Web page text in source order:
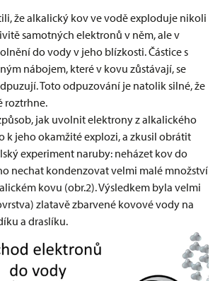
že alkalický kov ve vodě exploduje nikoli
samotných elektronů v něm, ale v
do vody v jeho blízkosti. Částice s
nábojem, které v kovu zůstávají, se
Toto odpuzování je natolik silné, že
roztrhne.
jak uvolnit elektrony z alkalického
k jeho okamžité explozi, a zkusil obrátit
experiment naruby: neházet kov do
nechat kondenzovat velmi malé množství
kovu (obr.2). Výsledkem byla velmi
zlatavě zbarvené kovové vody na
a draslíku.